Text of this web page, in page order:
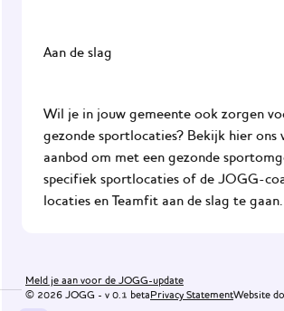
Aan de slag
Wil je in jouw gemeente ook zorgen
gezonde sportlocaties? Bekijk hier ons
aanbod om met een gezonde
specifiek sportlocaties of de JOGG-
locaties en Teamfit aan de slag te gaan.
Onze
Communicatiemiddelen
© 2026 JOGG - v 0.1 betaPrivacy StatementWebsite
Meld je aan voor de JOGG-update